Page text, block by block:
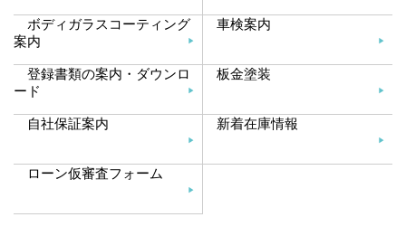
ボディガラスコーティング
案内
車検案内
登録書類の案内・ダウンロ
ード
板金塗装
自社保証案内 新着在庫情報
ローン仮審査フォーム